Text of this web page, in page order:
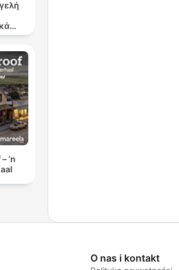
’n
O nas i kontakt